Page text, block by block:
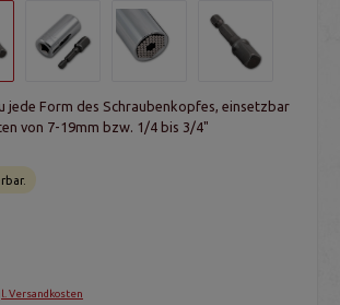
jede Form des Schraubenkopfes, einsetzbar
von 7-19mm bzw. 1/4 bis 3/4"
Versandkosten